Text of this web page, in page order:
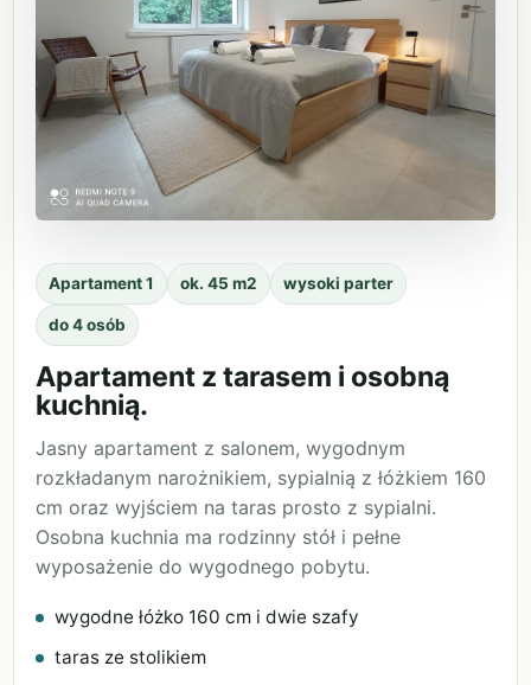
Apartament 1 ok. 45 m2 wysoki parter
do 4 osób
Apartament z tarasem i osobną
kuchnią.
Jasny apartament z salonem, wygodnym
rozkładanym narożnikiem, sypialnią z łóżkiem 160
cm oraz wyjściem na taras prosto z sypialni.
Osobna kuchnia ma rodzinny stół i pełne
wyposażenie do wygodnego pobytu.
wygodne łóżko 160 cm i dwie szafy
taras ze stolikiem